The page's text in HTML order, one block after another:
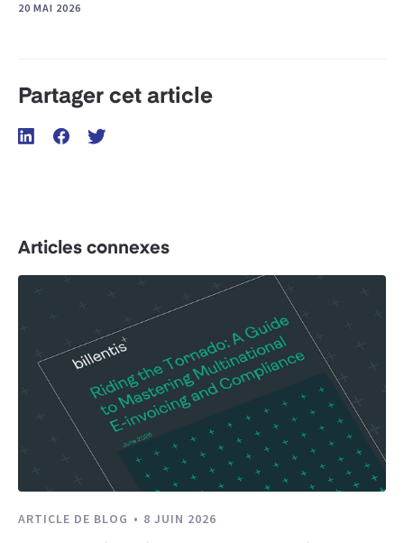
20 MAI 2026
Partager cet article
Articles connexes
ARTICLE DE BLOG 8 JUIN 2026